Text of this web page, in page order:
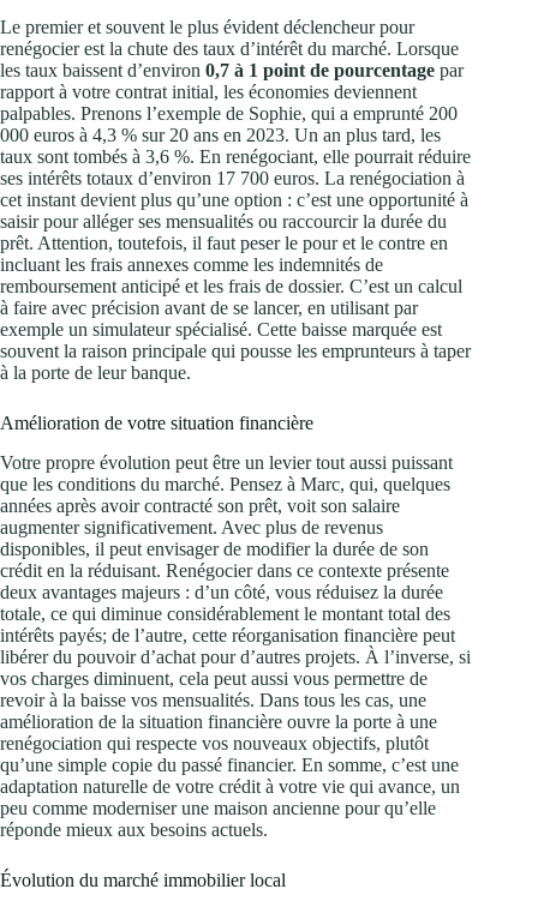
Le premier et souvent le plus évident déclencheur pour
renégocier est la chute des taux d’intérêt du marché. Lorsque
les taux baissent d’environ 0,7 à 1 point de pourcentage par
rapport à votre contrat initial, les économies deviennent
palpables. Prenons l’exemple de Sophie, qui a emprunté 200
000 euros à 4,3 % sur 20 ans en 2023. Un an plus tard, les
taux sont tombés à 3,6 %. En renégociant, elle pourrait réduire
ses intérêts totaux d’environ 17 700 euros. La renégociation à
cet instant devient plus qu’une option : c’est une opportunité à
saisir pour alléger ses mensualités ou raccourcir la durée du
prêt. Attention, toutefois, il faut peser le pour et le contre en
incluant les frais annexes comme les indemnités de
remboursement anticipé et les frais de dossier. C’est un calcul
à faire avec précision avant de se lancer, en utilisant par
exemple un simulateur spécialisé. Cette baisse marquée est
souvent la raison principale qui pousse les emprunteurs à taper
à la porte de leur banque.
Amélioration de votre situation financière
Votre propre évolution peut être un levier tout aussi puissant
que les conditions du marché. Pensez à Marc, qui, quelques
années après avoir contracté son prêt, voit son salaire
augmenter significativement. Avec plus de revenus
disponibles, il peut envisager de modifier la durée de son
crédit en la réduisant. Renégocier dans ce contexte présente
deux avantages majeurs : d’un côté, vous réduisez la durée
totale, ce qui diminue considérablement le montant total des
intérêts payés; de l’autre, cette réorganisation financière peut
libérer du pouvoir d’achat pour d’autres projets. À l’inverse, si
vos charges diminuent, cela peut aussi vous permettre de
revoir à la baisse vos mensualités. Dans tous les cas, une
amélioration de la situation financière ouvre la porte à une
renégociation qui respecte vos nouveaux objectifs, plutôt
qu’une simple copie du passé financier. En somme, c’est une
adaptation naturelle de votre crédit à votre vie qui avance, un
peu comme moderniser une maison ancienne pour qu’elle
réponde mieux aux besoins actuels.
Évolution du marché immobilier local